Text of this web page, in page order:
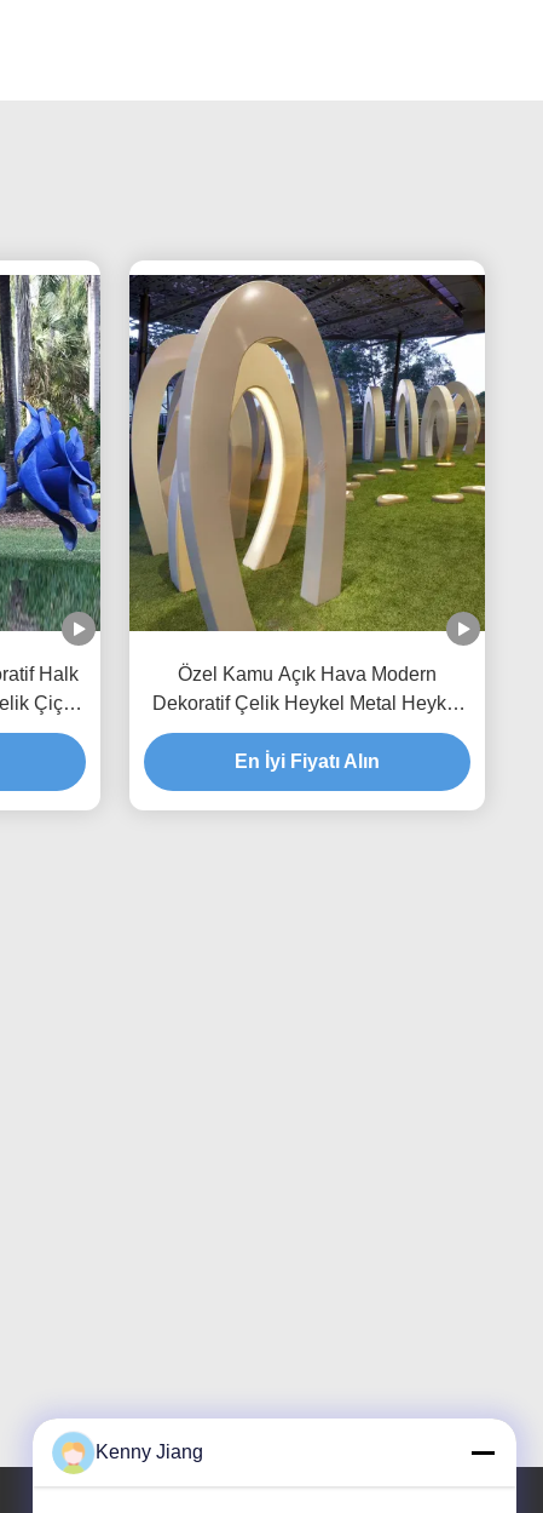
Halk
Çiçek
Özel Kamu Açık Hava Modern
Dekoratif Çelik Heykel Metal Heykel
Üreticisi/Fabrikası
En İyi Fiyatı Alın
Kenny Jiang